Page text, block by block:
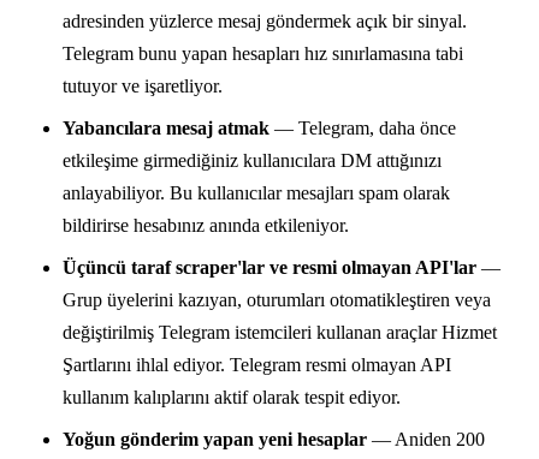
adresinden yüzlerce mesaj göndermek açık bir sinyal.
Telegram bunu yapan hesapları hız sınırlamasına tabi
tutuyor ve işaretliyor.
Yabancılara mesaj atmak — Telegram, daha önce
etkileşime girmediğiniz kullanıcılara DM attığınızı
anlayabiliyor. Bu kullanıcılar mesajları spam olarak
bildirirse hesabınız anında etkileniyor.
Üçüncü taraf scraper'lar ve resmi olmayan API'lar —
Grup üyelerini kazıyan, oturumları otomatikleştiren veya
değiştirilmiş Telegram istemcileri kullanan araçlar Hizmet
Şartlarını ihlal ediyor. Telegram resmi olmayan API
kullanım kalıplarını aktif olarak tespit ediyor.
Yoğun gönderim yapan yeni hesaplar — Aniden 200